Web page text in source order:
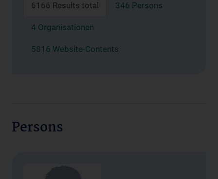
6166 Results total 346 Persons
4 Organisationen
5816 Website-Contents
Persons